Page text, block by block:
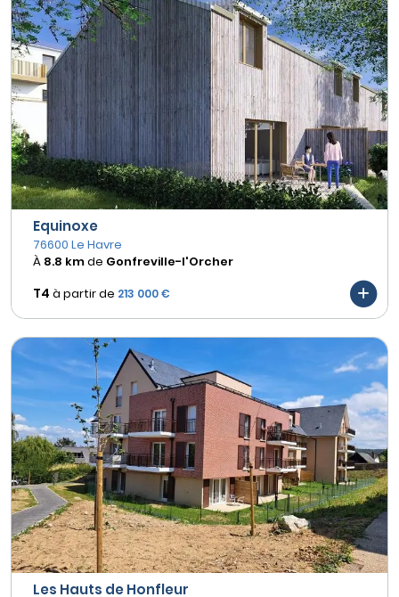
Equinoxe
76600 Le Havre
À 8.8 kmde Gonfreville-l'Orcher
T4 à partir de 213 000 €
Les Hauts de Honfleur